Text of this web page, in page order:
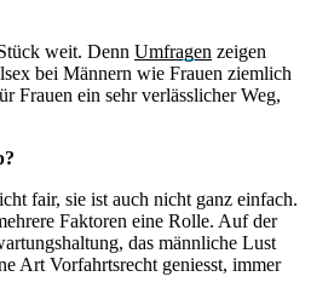
weit. Denn Umfragen zeigen
bei Männern wie Frauen ziemlich
Frauen ein sehr verlässlicher Weg,
fair, sie ist auch nicht ganz einfach.
Faktoren eine Rolle. Auf der
das männliche Lust
Art Vorfahrtsrecht geniesst, immer